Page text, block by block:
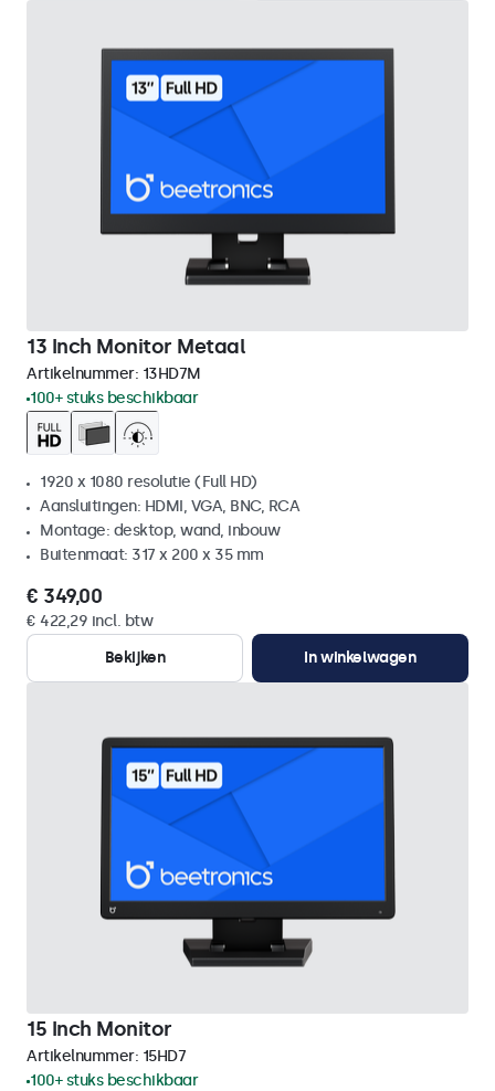
13 Inch Monitor Metaal
Artikelnummer: 13HD7M
100+ stuks beschikbaar
1920 x 1080 resolutie (Full HD)
Aansluitingen: HDMI, VGA, BNC, RCA
Montage: desktop, wand, inbouw
Buitenmaat: 317 x 200 x 35 mm
€ 349,00
€ 422,29 incl. btw
Bekijken
In winkelwagen
15 Inch Monitor
Artikelnummer: 15HD7
100+ stuks beschikbaar